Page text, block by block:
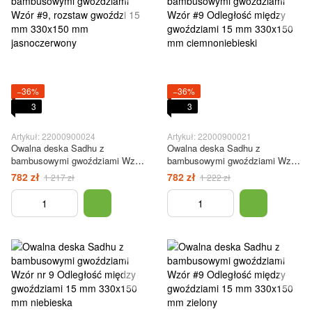
−36%
3
Artykuł: 22000900024
Owalna deska Sadhu z
bambusowymi gwoździami Wzór
#9, rozstaw gwoździ 15 mm
330x150 mm jasnoczerwony
782 zł 1 217 zł
−36%
3
Artykuł: 22000900021
Owalna deska Sadhu z
bambusowymi gwoździami Wzór
#9 Odległość między
gwoździami 15 mm 330x150 mm
ciemnoniebieski
782 zł 1 222 zł